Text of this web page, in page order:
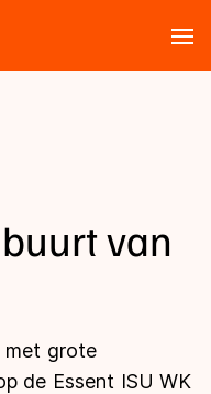
van
met grote
de Essent ISU WK